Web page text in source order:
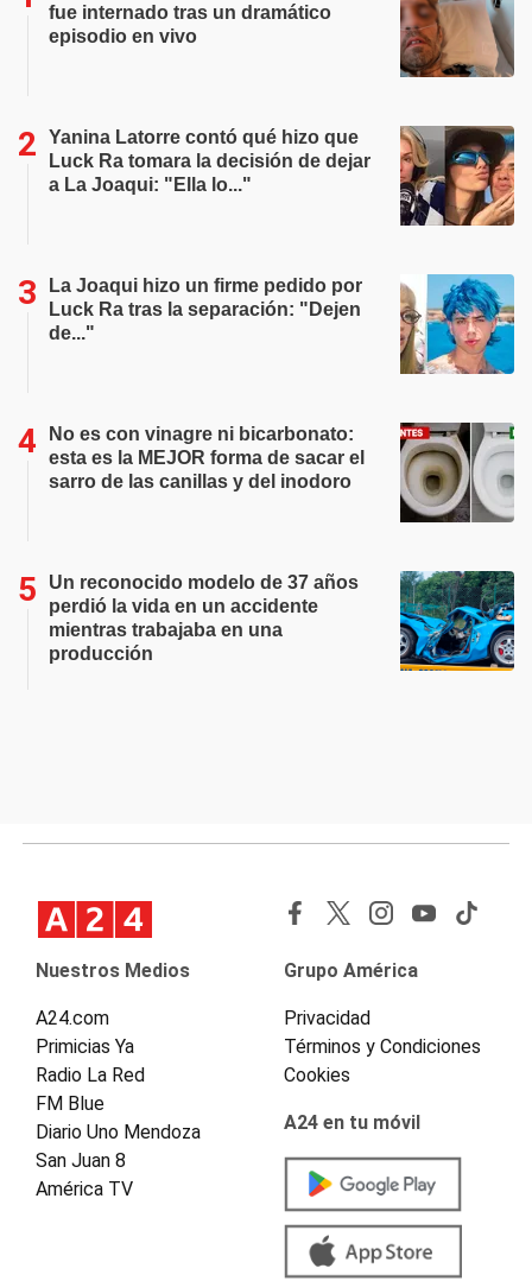
fue internado tras un dramático
episodio en vivo
Yanina Latorre contó qué hizo que
Luck Ra tomara la decisión de dejar
a La Joaqui: "Ella lo..."
La Joaqui hizo un firme pedido por
Luck Ra tras la separación: "Dejen
de..."
No es con vinagre ni bicarbonato:
esta es la MEJOR forma de sacar el
sarro de las canillas y del inodoro
Un reconocido modelo de 37 años
perdió la vida en un accidente
mientras trabajaba en una
producción
Nuestros Medios
A24.com
Primicias Ya
Radio La Red
FM Blue
Diario Uno Mendoza
San Juan 8
América TV
Grupo América
Privacidad
Términos y Condiciones
Cookies
A24 en tu móvil